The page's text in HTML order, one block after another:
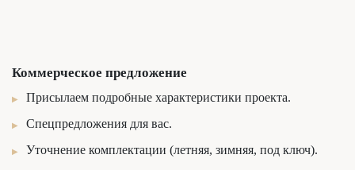
Коммерческое предложение
Присылаем подробные характеристики проекта.
Спецпредложения для вас.
Уточнение комплектации (летняя, зимняя, под ключ).